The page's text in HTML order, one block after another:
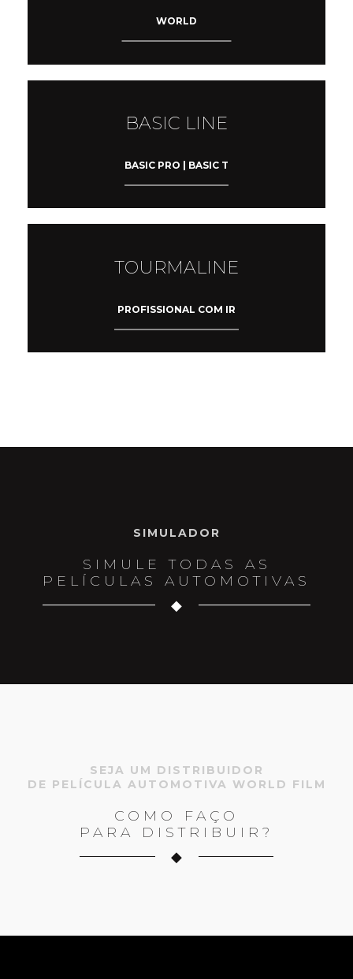
WORLD
BASIC LINE
BASIC PRO | BASIC T
TOURMALINE
PROFISSIONAL COM IR
SIMULADOR
SIMULE TODAS AS
PELÍCULAS AUTOMOTIVAS
SEJA UM DISTRIBUIDOR
DE PELÍCULA AUTOMOTIVA WORLD FILM
COMO FAÇO
PARA DISTRIBUIR?